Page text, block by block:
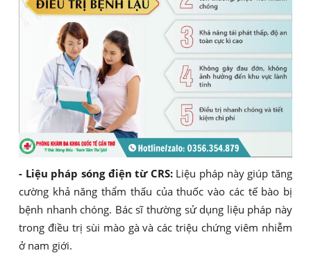
- Liệu pháp sóng điện từ CRS:Liệu pháp này giúp tăng
cường khả năng thẩm thấu của thuốc vào các tế bào bị
bệnh nhanh chóng. Bác sĩ thường sử dụng liệu pháp này
trong điều trị sùi mào gà và các triệu chứng viêm nhiễm
ở nam giới.